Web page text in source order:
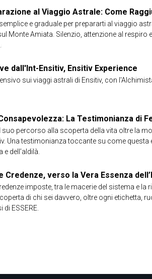
al Viaggio Astrale: Come
e graduale per prepararti al viaggio
Monte Amiata. Silenzio, attenzione al respiro
dall'Int-Ensitiv, Ensitiv Experience
sui viaggi astrali di Ensitiv, con
La Testimonianza di
percorso alla scoperta della vita oltre la
Una testimonianza toccante su come
dell’aldilà.
Credenze, verso la Vera Essenza
imposte, tra le macerie del sistema e la
di chi sei davvero, oltre ogni etichetta,
ESSERE.